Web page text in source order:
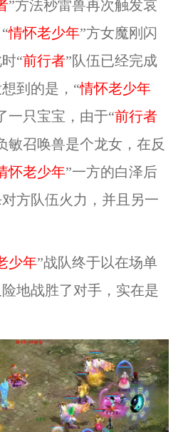
”方法秒雷兽再次触发哀
情怀老少年”方女魔刚闪
“前行者”队伍已经完成
到的是，“情怀老少年
一只宝宝，由于“前行者
敏召唤兽是个龙女，在反
怀老少年”一方的白泽后
方队伍火力，并且另一
少年”战队终于以在场单
地战胜了对手，实在是